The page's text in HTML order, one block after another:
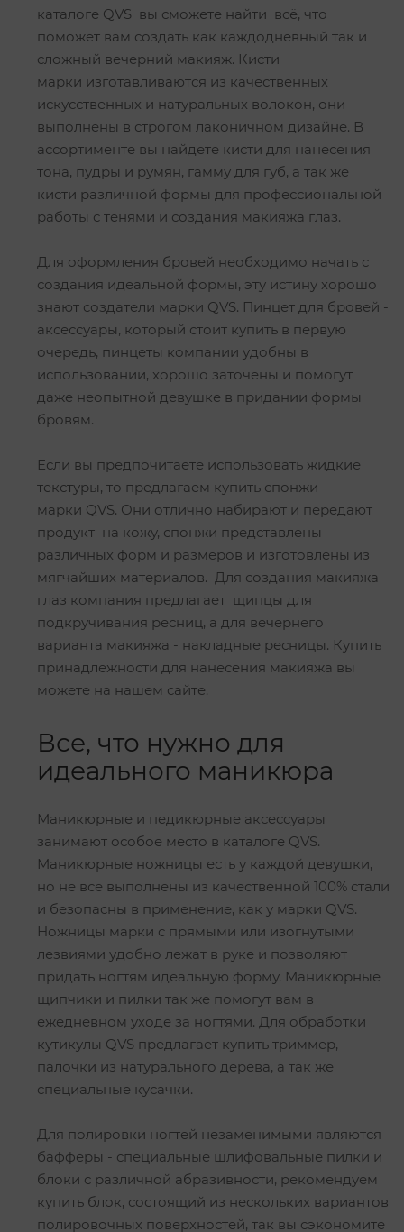
каталоге QVS вы сможете найти всё, что
поможет вам создать как каждодневный так и
сложный вечерний макияж. Кисти
марки изготавливаются из качественных
искусственных и натуральных волокон, они
выполнены в строгом лаконичном дизайне. В
ассортименте вы найдете кисти для нанесения
тона, пудры и румян, гамму для губ, а так же
кисти различной формы для профессиональной
работы с тенями и создания макияжа глаз.
Для оформления бровей необходимо начать с
создания идеальной формы, эту истину хорошо
знают создатели марки QVS. Пинцет для бровей -
аксессуары, который стоит купить в первую
очередь, пинцеты компании удобны в
использовании, хорошо заточены и помогут
даже неопытной девушке в придании формы
бровям.
Если вы предпочитаете использовать жидкие
текстуры, то предлагаем купить спонжи
марки QVS. Они отлично набирают и передают
продукт на кожу, спонжи представлены
различных форм и размеров и изготовлены из
мягчайших материалов. Для создания макияжа
глаз компания предлагает щипцы для
подкручивания ресниц, а для вечернего
варианта макияжа - накладные ресницы. Купить
принадлежности для нанесения макияжа вы
можете на нашем сайте.
Все, что нужно для
идеального маникюра
Маникюрные и педикюрные аксессуары
занимают особое место в каталоге QVS.
Маникюрные ножницы есть у каждой девушки,
но не все выполнены из качественной 100% стали
и безопасны в применение, как у марки QVS.
Ножницы марки с прямыми или изогнутыми
лезвиями удобно лежат в руке и позволяют
придать ногтям идеальную форму. Маникюрные
щипчики и пилки так же помогут вам в
ежедневном уходе за ногтями. Для обработки
кутикулы QVS предлагает купить триммер,
палочки из натурального дерева, а так же
специальные кусачки.
Для полировки ногтей незаменимыми являются
бафферы - специальные шлифовальные пилки и
блоки с различной абразивности, рекомендуем
купить блок, состоящий из нескольких вариантов
полировочных поверхностей, так вы сэкономите